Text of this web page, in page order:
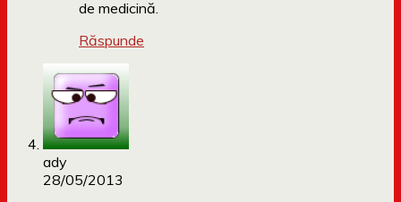
de medicină.
Răspunde
ady
28/05/2013